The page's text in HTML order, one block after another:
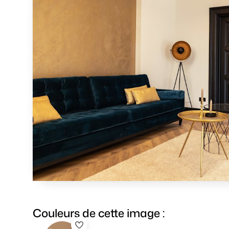
Couleurs de cette image :